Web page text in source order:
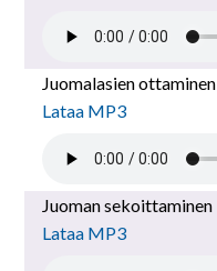
Juomalasien ottaminen
Lataa MP3
Juoman sekoittaminen
Lataa MP3